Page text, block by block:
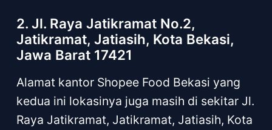
2. Jl. Raya Jatikramat No.2,
Jatikramat, Jatiasih, Kota Bekasi,
Jawa Barat 17421
Alamat kantor Shopee Food Bekasi yang
kedua ini lokasinya juga masih di sekitar Jl.
Raya Jatikramat, Jatikramat, Jatiasih, Kota